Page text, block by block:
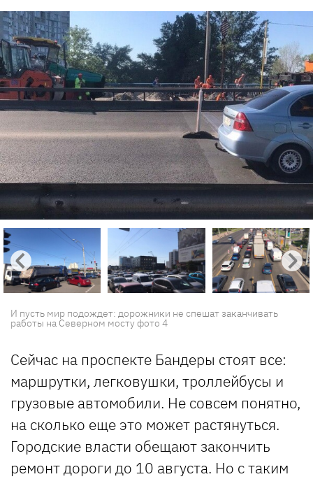
И пусть мир подождет: дорожники не спешат заканчивать
работы на Северном мосту фото 4
Сейчас на проспекте Бандеры стоят все:
маршрутки, легковушки, троллейбусы и
грузовые автомобили. Не совсем понятно,
на сколько еще это может растянуться.
Городские власти обещают закончить
ремонт дороги до 10 августа. Но с таким